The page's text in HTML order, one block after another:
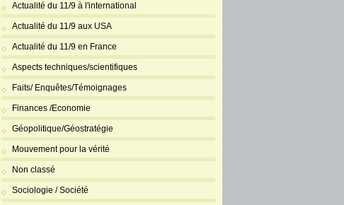
Actualité du 11/9 à l'international
Actualité du 11/9 aux USA
Actualité du 11/9 en France
Aspects techniques/scientifiques
Faits/ Enquêtes/Témoignages
Finances /Economie
Géopolitique/Géostratégie
Mouvement pour la vérité
Non classé
Sociologie / Société